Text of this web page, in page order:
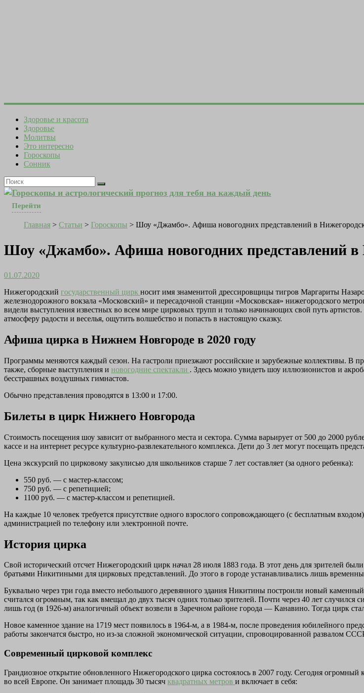
Здоровье и красота
Здоровье
Молитвы
Это интересно
Гороскопы
Сонник
Гороскопы и астрологический прогноз для тебя на каждый день
Перейти
Главная > Статьи > Гороскопы > Шоу «Джамбо». Афиша новогодних представлений в
Шоу «Джамбо». Афиша новогодних представлений в
01.07.2020
Нижегородский государственный цирк носит имя знаменитой дрессировщицы тигров Маргариты
железнодорожного вокзала «Московский» и пересадочной станции «Московская» нижегородского
видели выступления известных во всем мире цирковых трупп и только начинающих свой путь
атмосферу радости и веселья, ощутить волшебство и попасть в настоящую сказку.
Афиша цирка в Нижнем Новгороде в 2020 году
Программы меняются каждый сезон. На гастроли приезжают российские и зарубежные коллективы. В
также, сборные выступления и новогодние спектакли . Здесь можно увидеть шоу иллюзионистов и
бесстрашных воздушных гимнастов.
Обычно представления проводятся в 13:00 и 17:00.
Билеты в цирк Нижнего Новгорода
Стоимость посещения шоу зависит от выбранного места и сектора. Сумма варьирует от 500 до 2000
кассе и на интернет ресурсе культурно-развлекательного комплекса. Дети до 3 лет могут посещать
Цена экскурсий по цирковому закулисью для школьников старше 7 лет составляет (за одного ребенка):
550 руб. — с мастер-классом;
750 руб. — с репетицией;
1100 руб. — с мастер-классом и репетицией.
На каждые 10 человек требуется присутствие одного взрослого сопровождающего (с бесплатным
администрацией по телефону или электронной почте.
История цирка
Свой исторический отсчет Нижегородский цирк начал 28 июля 1883 года. В этот день для зрителей
братьями Никитиными для цирковых представлений. До этого в городе устанавливались лишь
Буквально через три года вместо небольшого деревянного здания Никитины построили новый
считался огромным, так как вмещал до двух тысяч одних только зрителей. Почти через 40 лет случился
лишь год (в 1926-м) аналогичный объект возвели в Заречном районе города — Канавино. Тогда цирк
Новое каменное здание на 1719 мест появилось в 1964-м, а в 1984-м, после проведения юбилейного
работы закончатся быстро, но из-за сложной экономической ситуации, спровоцированной развалом
Современный цирковой комплекс
Грандиозное открытие обновленного Нижегородского цирка состоялось в 2007 году. Сегодня
во всей Европе. Он занимает площадь 30 тысяч квадратных метров и включает в себя: